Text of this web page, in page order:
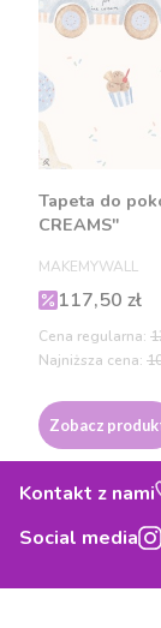
Tapeta do
CREAMS"
PRODUCENT
MAKEMYWALL
Cena
117,50 zł
Cena regularna:
Najniższa cena:
Zobacz
Kontakt z nami
Social media